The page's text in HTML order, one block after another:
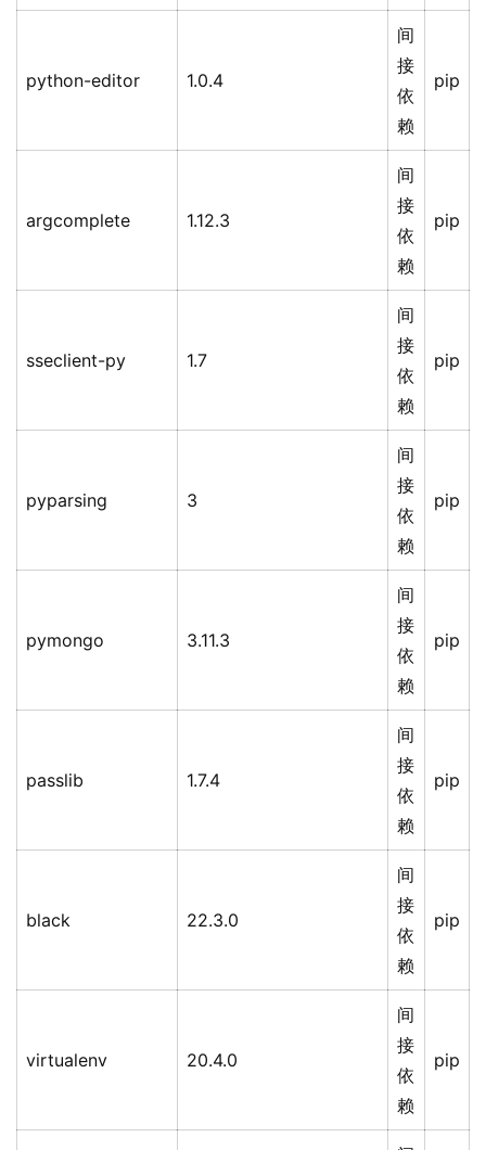
python-editor 1.0.4
间
接
依
赖
pip
argcomplete 1.12.3
间
接
依
赖
pip
sseclient-py 1.7
间
接
依
赖
pip
pyparsing 3
间
接
依
赖
pip
pymongo 3.11.3
间
接
依
赖
pip
passlib 1.7.4
间
接
依
赖
pip
black 22.3.0
间
接
依
赖
pip
virtualenv 20.4.0
间
接
依
赖
pip